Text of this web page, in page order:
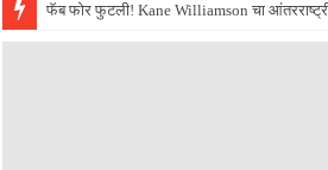
Shreyas Iyer कॅप्टन झाला! टी20 ची पुन्हा